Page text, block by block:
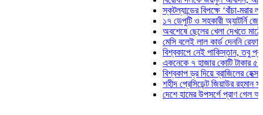
স্কটল্যান্ডের বিপক্ষে ‘বাঁচা-মরার
১৭ ডেপুটি ও সহকারী অ্যাটর্নি
অবশেষে ছেলের খেলা দেখতে মাঠে
মেসি বলেই লাল কার্ড দেননি রেফারি!
বিশ্বকাপে নেই পাকিস্তান, তবু
একনেকে ৭ হাজার কোটি টাকার ৫
বিশ্বকাপ ড্র দিয়ে ব্রাজিলের হেক্সা
শহীদ প্রেসিডেন্ট জিয়াউর রহমান
দেশে হামের উপসর্গে প্রাণ গেল আরও